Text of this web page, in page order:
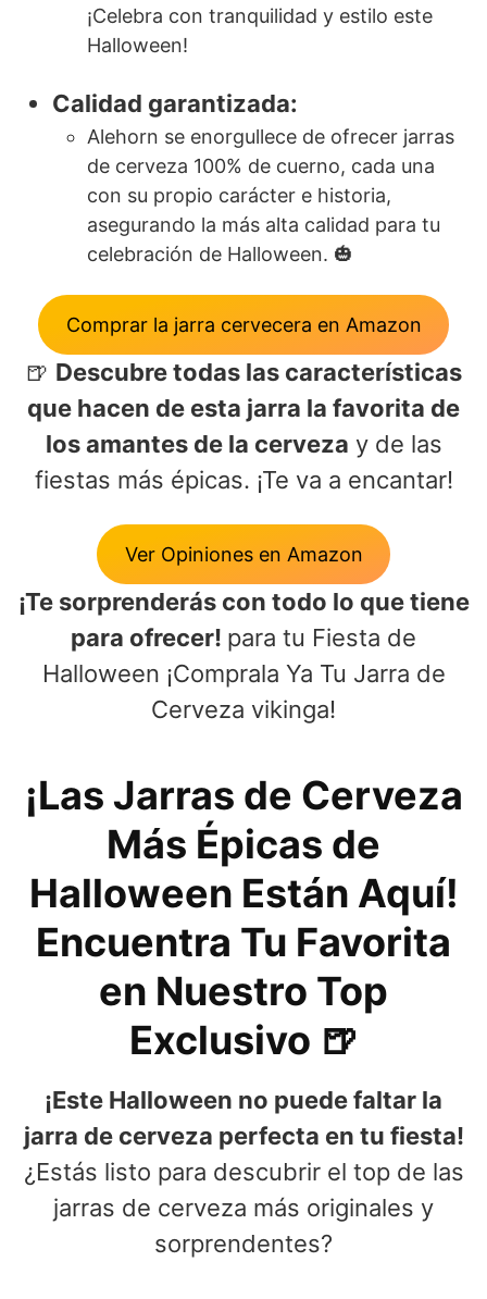
¡Celebra con tranquilidad y estilo este
Halloween!
Calidad garantizada:
Alehorn se enorgullece de ofrecer jarras
de cerveza 100% de cuerno, cada una
con su propio carácter e historia,
asegurando la más alta calidad para tu
celebración de Halloween. 🎃
Comprar la jarra cervecera en Amazon
🍺 Descubre todas las características
que hacen de esta jarra la favorita de
los amantes de la cerveza y de las
fiestas más épicas. ¡Te va a encantar!
Ver Opiniones en Amazon
¡Te sorprenderás con todo lo que tiene
para ofrecer! para tu Fiesta de
Halloween ¡Comprala Ya Tu Jarra de
Cerveza vikinga!
¡Las Jarras de Cerveza
Más Épicas de
Halloween Están Aquí!
Encuentra Tu Favorita
en Nuestro Top
Exclusivo 🍺
¡Este Halloween no puede faltar la
jarra de cerveza perfecta en tu fiesta!
¿Estás listo para descubrir el top de las
jarras de cerveza más originales y
sorprendentes?